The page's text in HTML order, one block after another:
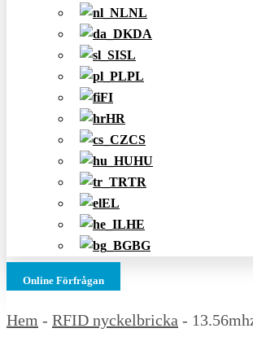
NL
DA
SL
PL
FI
HR
CS
HU
TR
EL
HE
BG
Online Förfrågan
Hem - RFID nyckelbricka -